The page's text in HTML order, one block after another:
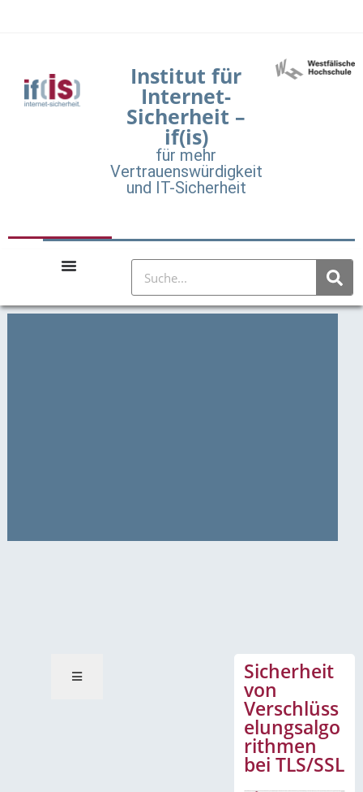
Institut für
Internet-
Sicherheit –
if(is)
für mehr
Vertrauenswürdigkeit
und IT-Sicherheit
Sicherheit
von
Verschlüss
elungsalgo
rithmen
bei TLS/SSL